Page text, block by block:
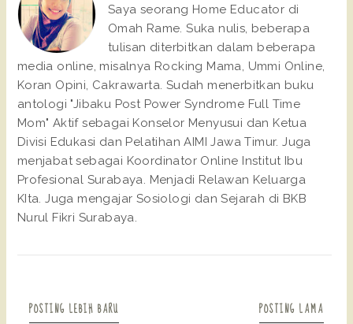
Saya seorang Home Educator di
Omah Rame. Suka nulis, beberapa
tulisan diterbitkan dalam beberapa
media online, misalnya Rocking Mama, Ummi Online,
Koran Opini, Cakrawarta. Sudah menerbitkan buku
antologi "Jibaku Post Power Syndrome Full Time
Mom" Aktif sebagai Konselor Menyusui dan Ketua
Divisi Edukasi dan Pelatihan AIMI Jawa Timur. Juga
menjabat sebagai Koordinator Online Institut Ibu
Profesional Surabaya. Menjadi Relawan Keluarga
KIta. Juga mengajar Sosiologi dan Sejarah di BKB
Nurul Fikri Surabaya.
POSTING LEBIH BARU POSTING LAMA